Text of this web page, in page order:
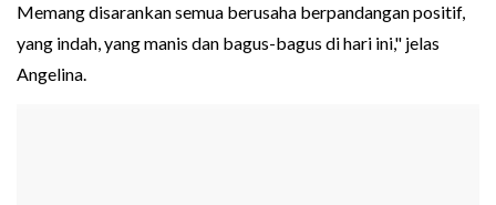
Memang disarankan semua berusaha berpandangan positif,
yang indah, yang manis dan bagus-bagus di hari ini," jelas
Angelina.